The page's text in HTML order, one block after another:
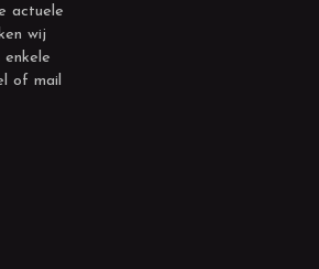
actuele
wij
of mail